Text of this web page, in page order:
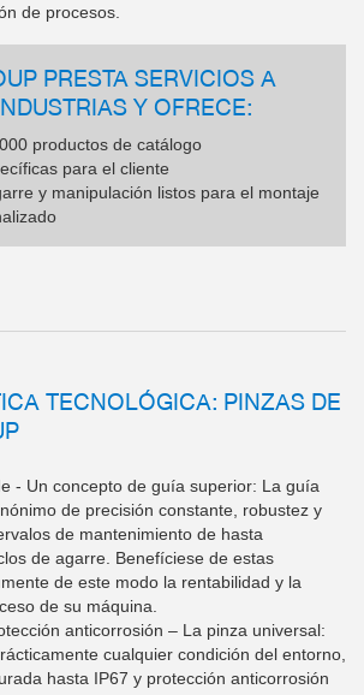
de procesos.
PRESTA SERVICIOS A
Y OFRECE:
productos de catálogo
para el cliente
y manipulación listos para el montaje
TECNOLÓGICA: PINZAS DE
- Un concepto de guía superior: La guía
de precisión constante, robustez y
de mantenimiento de hasta
de agarre. Benefíciese de estas
de este modo la rentabilidad y la
de su máquina.
anticorrosión – La pinza universal:
cualquier condición del entorno,
hasta IP67 y protección anticorrosión